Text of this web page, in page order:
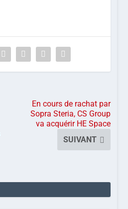
En cours de rachat par
Sopra Steria, CS Group
va acquérir HE Space
SUIVANT